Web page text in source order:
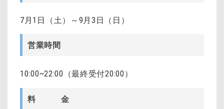
7月1日（土）～9月3日（日）
営業時間
10:00~22:00（最終受付20:00）
料 金